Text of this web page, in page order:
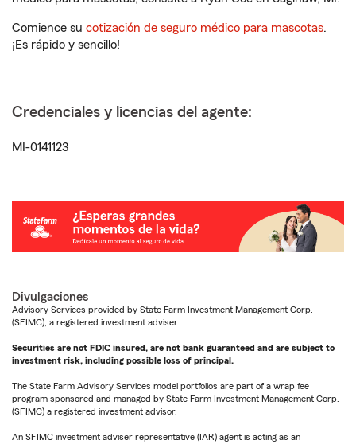
Comience su cotización de seguro médico para mascotas.
¡Es rápido y sencillo!
Credenciales y licencias del agente:
MI-0141123
Divulgaciones
Advisory Services provided by State Farm Investment Management Corp.
(SFIMC), a registered investment adviser.
Securities are not FDIC insured, are not bank guaranteed and are subject to
investment risk, including possible loss of principal.
The State Farm Advisory Services model portfolios are part of a wrap fee
program sponsored and managed by State Farm Investment Management Corp.
(SFIMC) a registered investment advisor.
An SFIMC investment adviser representative (IAR) agent is acting as an